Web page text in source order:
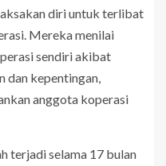
diri untuk terlibat
Mereka menilai
sendiri akibat
dan kepentingan,
anggota koperasi
terjadi selama 17 bulan